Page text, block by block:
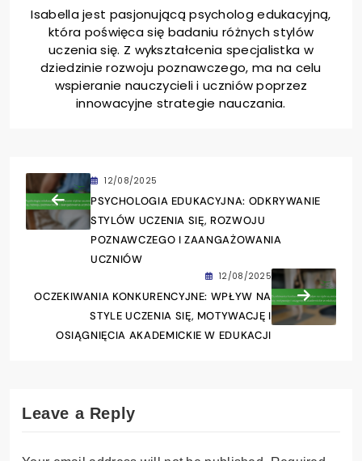
Isabella jest pasjonującą psycholog edukacyjną,
która poświęca się badaniu różnych stylów
uczenia się. Z wykształcenia specjalistka w
dziedzinie rozwoju poznawczego, ma na celu
wspieranie nauczycieli i uczniów poprzez
innowacyjne strategie nauczania.
12/08/2025
PSYCHOLOGIA EDUKACYJNA: ODKRYWANIE
STYLÓW UCZENIA SIĘ, ROZWOJU
POZNAWCZEGO I ZAANGAŻOWANIA
UCZNIÓW
12/08/2025
OCZEKIWANIA KONKURENCYJNE: WPŁYW NA
STYLE UCZENIA SIĘ, MOTYWACJĘ I
OSIĄGNIĘCIA AKADEMICKIE W EDUKACJI
Leave a Reply